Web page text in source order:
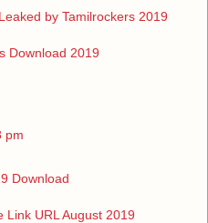
by Tamilrockers 2019
Download 2019
pm
Download
Link URL August 2019